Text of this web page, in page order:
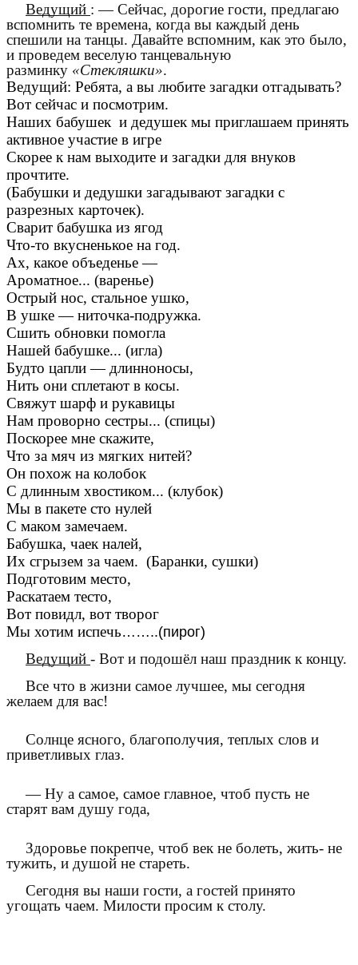
Ведущий : — Сейчас, дорогие гости, предлагаю
вспомнить те времена, когда вы каждый день
спешили на танцы. Давайте вспомним, как это было,
и проведем веселую танцевальную
разминку «Стекляшки».
Ведущий: Ребята, а вы любите загадки отгадывать?
Вот сейчас и посмотрим.
Наших бабушек и дедушек мы приглашаем принять
активное участие в игре
Скорее к нам выходите и загадки для внуков
прочтите.
(Бабушки и дедушки загадывают загадки с
разрезных карточек).
Сварит бабушка из ягод
Что-то вкусненькое на год.
Ах, какое объеденье —
Ароматное... (варенье)
Острый нос, стальное ушко,
В ушке — ниточка-подружка.
Сшить обновки помогла
Нашей бабушке... (игла)
Будто цапли — длинноносы,
Нить они сплетают в косы.
Свяжут шарф и рукавицы
Нам проворно сестры... (спицы)
Поскорее мне скажите,
Что за мяч из мягких нитей?
Он похож на колобок
С длинным хвостиком... (клубок)
Мы в пакете сто нулей
С маком замечаем.
Бабушка, чаек налей,
Их сгрызем за чаем. (Баранки, сушки)
Подготовим место,
Раскатаем тесто,
Вот повидл, вот творог
Мы хотим испечь……..(пирог)
Ведущий - Вот и подошёл наш праздник к концу.
Все что в жизни самое лучшее, мы сегодня
желаем для вас!
Солнце ясного, благополучия, теплых слов и
приветливых глаз.
— Ну а самое, самое главное, чтоб пусть не
старят вам душу года,
Здоровье покрепче, чтоб век не болеть, жить- не
тужить, и душой не стареть.
Сегодня вы наши гости, а гостей принято
угощать чаем. Милости просим к столу.